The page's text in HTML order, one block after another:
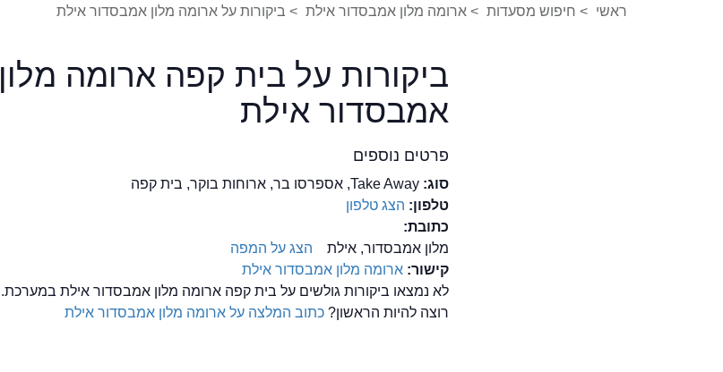
ראשי > חיפוש מסעדות > ארומה מלון אמבסדור אילת > ביקורות על ארומה מלון אמבסדור אילת
ביקורות על בית קפה ארומה מלון
אמבסדור אילת
פרטים נוספים
סוג:Take Away, אספרסו בר, ארוחות בוקר, בית קפה
טלפון: הצג טלפון
כתובת:
מלון אמבסדור, אילת
הצג על המפה
קישור:ארומה מלון אמבסדור אילת
לא נמצאו ביקורות גולשים על בית קפה ארומה מלון אמבסדור אילת במערכת.
רוצה להיות הראשון?כתוב המלצה על ארומה מלון אמבסדור אילת